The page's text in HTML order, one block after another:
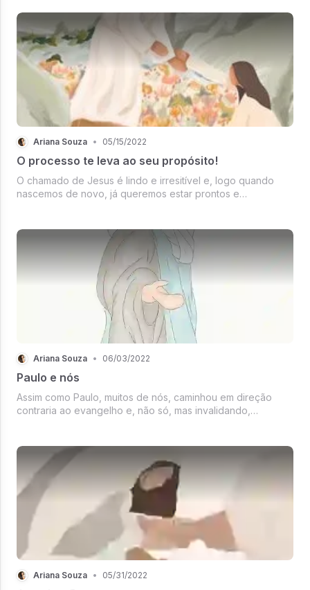
Ariana Souza • 05/15/2022
O processo te leva ao seu propósito!
O chamado de Jesus é lindo e irresitível e, logo quando
nascemos de novo, já queremos estar prontos e
parado sem nada fazer; é caminhar c...
Ariana Souza • 06/03/2022
Paulo e nós
Assim como Paulo, muitos de nós, caminhou em direção
contraria ao evangelho e, não só, mas invalidando,
Ariana Souza • 05/31/2022